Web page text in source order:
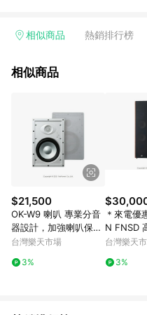
電玩/遊戲/相機/單眼/鏡頭/拍立
的購回饋活動享Yahoo超贈點回
3. 訂單回饋金額將扣除運費/購
價券等虛擬貨幣折抵 4. 大宗採
有相關事證認定您為大宗採購、
相關認定以Yahoo購物中心之認
相似商品 熱銷排行榜
相似商品
$21,500
OK-W9 喇叭 專業分音
器設計，加強喇叭保護
線路降低喇叭故障機
求。
台灣樂天市場
3%
＊來電優
N FNSD
反射式揚
台灣樂天
3%